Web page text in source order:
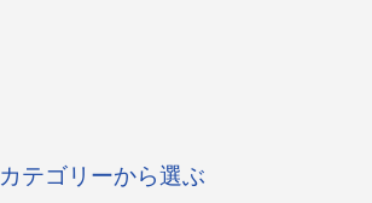
カテゴリーから選ぶ